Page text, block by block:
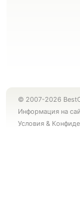
© 2007-2026
Информация на
Условия &